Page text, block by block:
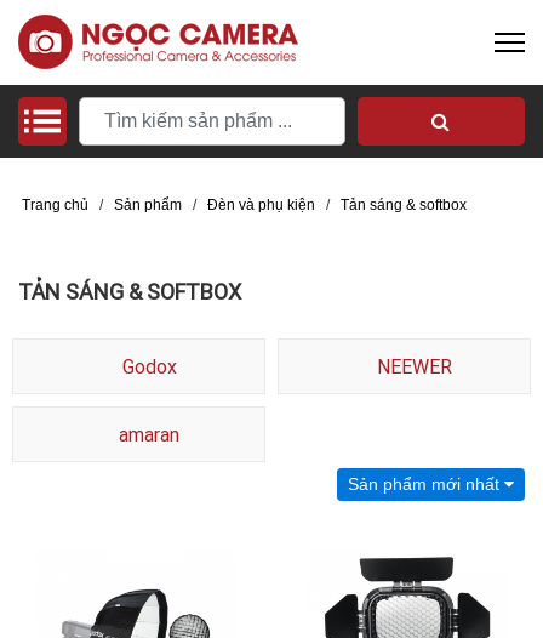
Trang chủ / Sản phẩm / Đèn và phụ kiện / Tản sáng & softbox
TẢN SÁNG & SOFTBOX
Godox NEEWER
amaran
Sản phẩm mới nhất